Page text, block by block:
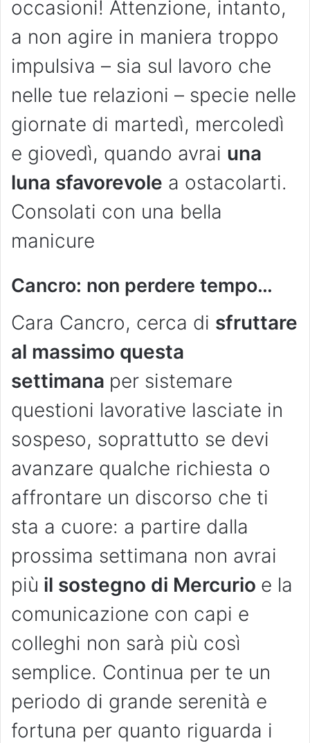
occasioni! Attenzione, intanto,
a non agire in maniera troppo
impulsiva – sia sul lavoro che
nelle tue relazioni – specie nelle
giornate di martedì, mercoledì
e giovedì, quando avrai una
luna sfavorevole a ostacolarti.
Consolati con una bella
manicure
Cancro: non perdere tempo…
Cara Cancro, cerca di sfruttare
al massimo questa
settimana per sistemare
questioni lavorative lasciate in
sospeso, soprattutto se devi
avanzare qualche richiesta o
affrontare un discorso che ti
sta a cuore: a partire dalla
prossima settimana non avrai
più il sostegno di Mercurio e la
comunicazione con capi e
colleghi non sarà più così
semplice. Continua per te un
periodo di grande serenità e
fortuna per quanto riguarda i